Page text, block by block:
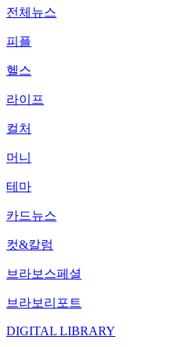
전체뉴스
피플
헬스
라이프
컬처
머니
테마
카드뉴스
컷&칼럼
브라보스페셜
브라보리포트
DIGITAL LIBRARY